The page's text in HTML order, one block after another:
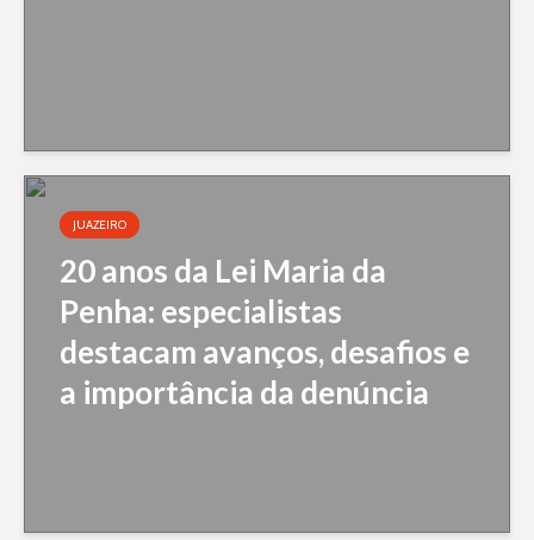
JUAZEIRO
20 anos da Lei Maria da
Penha: especialistas
destacam avanços, desafios e
a importância da denúncia